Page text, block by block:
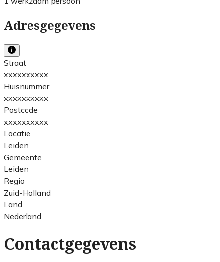
Adresgegevens
Straat
xxxxxxxxxx
Huisnummer
xxxxxxxxxx
Postcode
xxxxxxxxxx
Locatie
Leiden
Gemeente
Leiden
Regio
Zuid-Holland
Land
Nederland
Contactgegevens